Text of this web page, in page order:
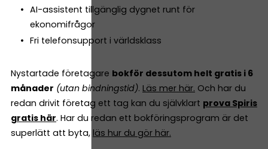
AI-assistent tillgänglig dygnet runt för
ekonomifrågor
Fri telefonsupport i världsklass
Nystartade företagare bokför dessutom helt gratis i 6
månader (utan bindningstid). Läs mer här. Och har du
redan drivit företag ett tag kan du självklart prova Spiris
gratis här. Har du redan ett bokföringsprogram är det
superlätt att byta, läs hur du gör här.